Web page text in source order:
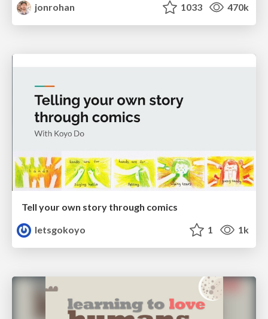
jonrohan
1033 470k
Tell your own story through comics
letsgokoyo
1 1k